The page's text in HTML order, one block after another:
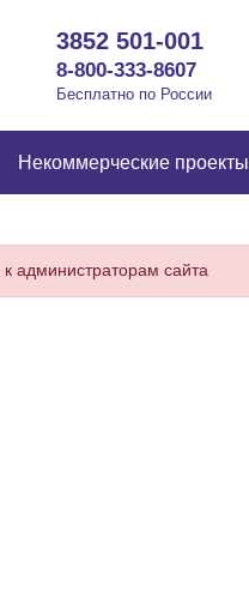
3852 501-001
8-800-333-8607
Бесплатно по России
Некоммерческие проекты
администраторам сайта